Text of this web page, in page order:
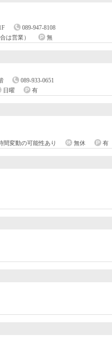
089-947-8108
は営業） 無
089-933-0651
日曜 有
間変動の可能性あり
無休 有